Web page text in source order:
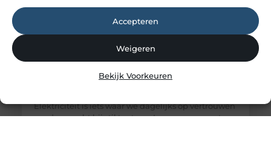
Accepteren
Weigeren
Bekijk Voorkeuren
Elektricien Amersfoort voor storingen en
Elektriciteit is iets waar we dagelijks op vertrouwen
zonder er echt bij stil te staan. Lampen, apparaten,